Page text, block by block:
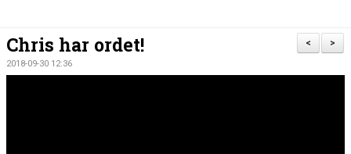
ISTIDER
>
<
Chris har ordet!
2018-09-30 12:36